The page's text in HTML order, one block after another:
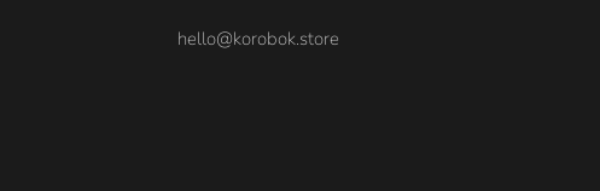
hello@korobok.store